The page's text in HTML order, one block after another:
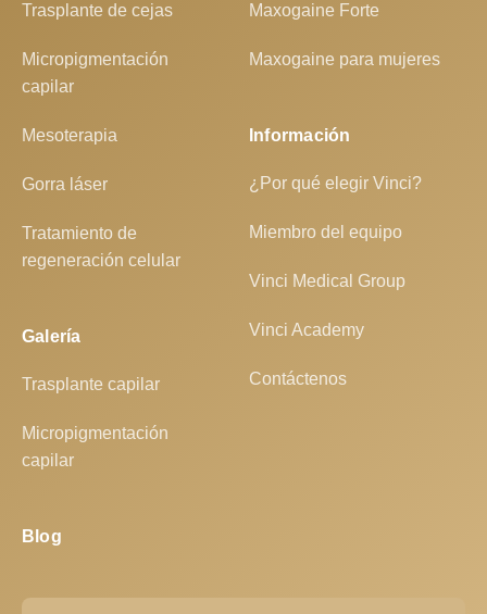
Trasplante de cejas
Micropigmentación
capilar
Mesoterapia
Gorra láser
Tratamiento de
regeneración celular
Galería
Trasplante capilar
Micropigmentación
capilar
Blog
Maxogaine Forte
Maxogaine para mujeres
Información
¿Por qué elegir Vinci?
Miembro del equipo
Vinci Medical Group
Vinci Academy
Contáctenos